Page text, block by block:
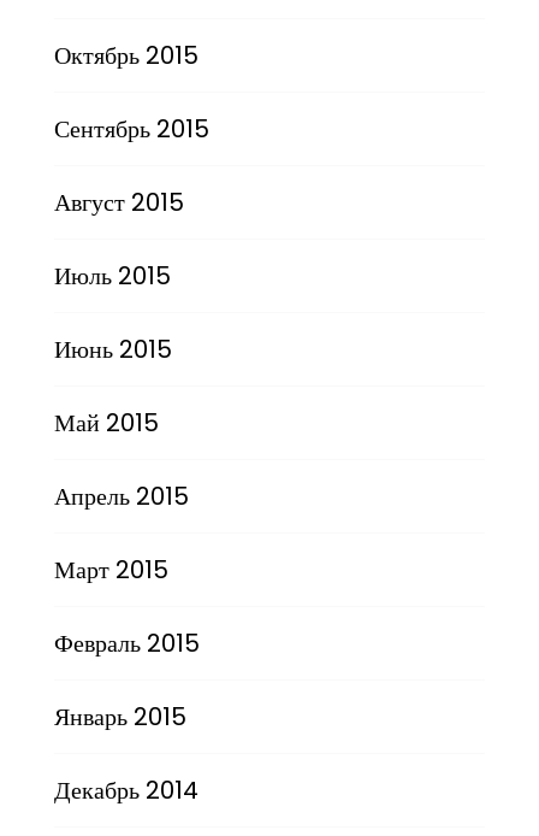
Октябрь 2015
Сентябрь 2015
Август 2015
Июль 2015
Июнь 2015
Май 2015
Апрель 2015
Март 2015
Февраль 2015
Январь 2015
Декабрь 2014